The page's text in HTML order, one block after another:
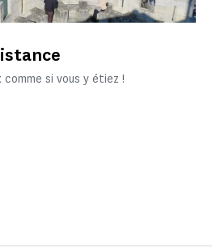
si vous y étiez !